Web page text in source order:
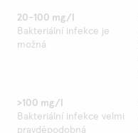
20-100 mg/l
Bakteriální infekce je
možná
>100 mg/l
Bakteriální infekce velmi
pravděpodobná